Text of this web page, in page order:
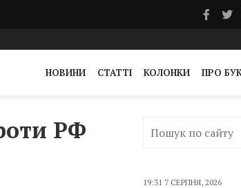
НОВИНИ СТАТТІ КОЛОНКИ ПРО
РФ
19:31 7 СЕРПНЯ, 2026